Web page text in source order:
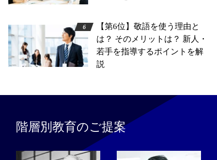
【第6位】敬語を使う理由と
は？ そのメリットは？ 新人・
若手を指導するポイントを解
説
階層別教育のご提案